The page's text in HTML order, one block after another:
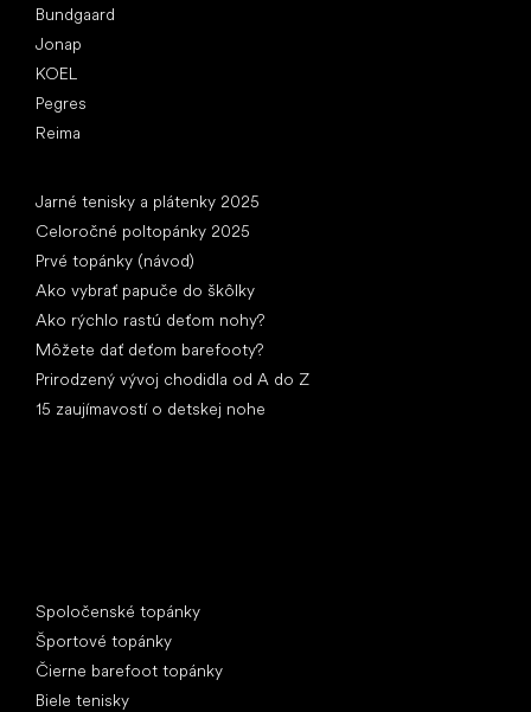
Bundgaard
Jonap
KOEL
Pegres
Reima
Jarné tenisky a plátenky 2025
Celoročné poltopánky 2025
Prvé topánky (návod)
Ako vybrať papuče do škôlky
Ako rýchlo rastú deťom nohy?
Môžete dať deťom barefooty?
Prirodzený vývoj chodidla od A do Z
15 zaujímavostí o detskej nohe
Spoločenské topánky
Športové topánky
Čierne barefoot topánky
Biele tenisky